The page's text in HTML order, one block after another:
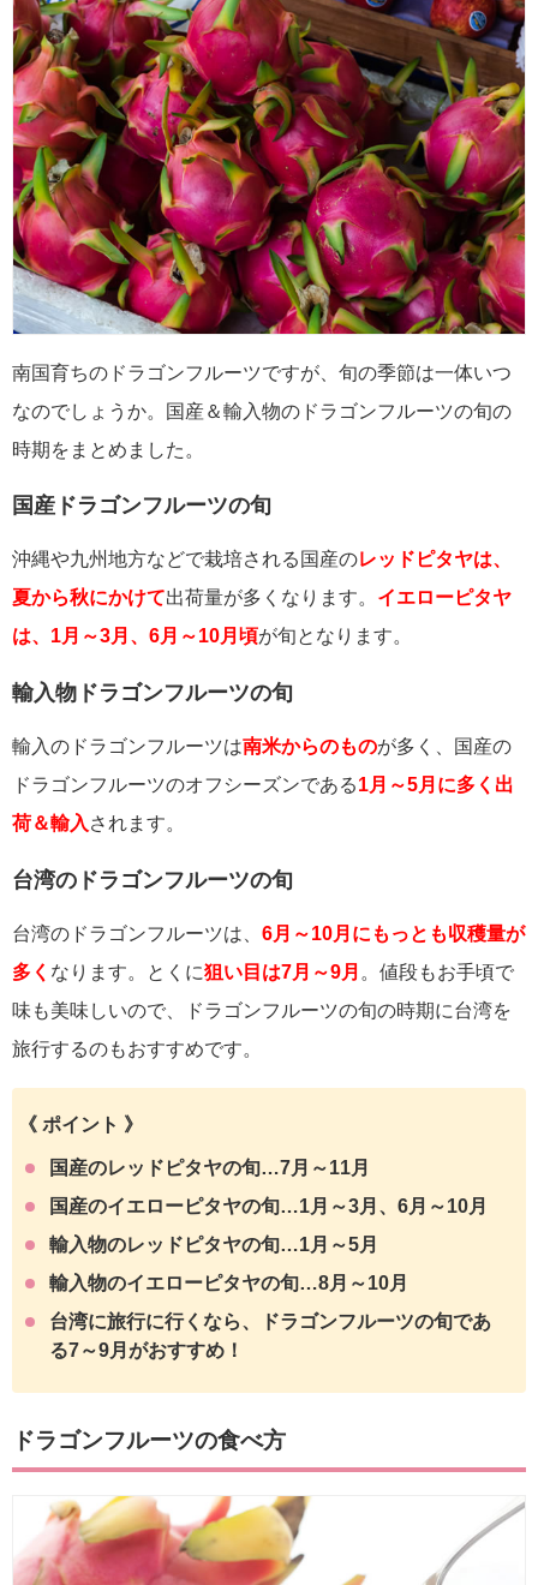
南国育ちのドラゴンフルーツですが、旬の季節は一体いつ
なのでしょうか。国産＆輸入物のドラゴンフルーツの旬の
時期をまとめました。
国産ドラゴンフルーツの旬
沖縄や九州地方などで栽培される国産のレッドピタヤは、
夏から秋にかけて出荷量が多くなります。 イエローピタヤ
は、1月～3月、6月～10月頃が旬となります。
輸入物ドラゴンフルーツの旬
輸入のドラゴンフルーツは南米からのものが多く、国産の
ドラゴンフルーツのオフシーズンである1月～5月に多く出
荷＆輸入 されます。
台湾のドラゴンフルーツの旬
台湾のドラゴンフルーツは、 6月～10月にもっとも収穫量が
多く なります。とくに狙い目は7月～9月 。値段もお手頃で
味も美味しいので、ドラゴンフルーツの旬の時期に台湾を
旅行するのもおすすめです。
《 ポイント 》
国産のレッドピタヤの旬…7月～11月
国産のイエローピタヤの旬…1月～3月、6月～10月
輸入物のレッドピタヤの旬…1月～5月
輸入物のイエローピタヤの旬…8月～10月
台湾に旅行に行くなら、ドラゴンフルーツの旬であ
る7～9月がおすすめ！
ドラゴンフルーツの食べ方